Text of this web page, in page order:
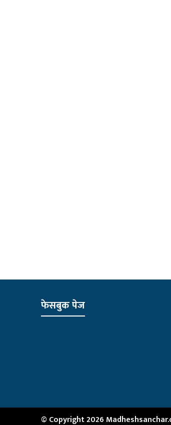
फेसबुक पेज
© Copyright 2026